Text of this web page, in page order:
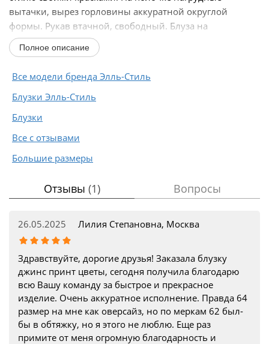
вытачки, вырез горловины аккуратной округлой
формы. Рукав втачной, свободный. Блуза на
подкладке...
Полное описание
Все модели бренда Элль-Стиль
Блузки Элль-Стиль
Блузки
Все с отзывами
Большие размеры
Отзывы (1) Вопросы
26.05.2025 Лилия Степановна, Москва
Здравствуйте, дорогие друзья! Заказала блузку
джинс принт цветы, сегодня получила благодарю
всю Вашу команду за быстрое и прекрасное
изделие. Очень аккуратное исполнение. Правда 64
размер на мне как оверсайз, но по меркам 62 был-
бы в обтяжку, но я этого не люблю. Еще раз
примите от меня огромную благодарность и